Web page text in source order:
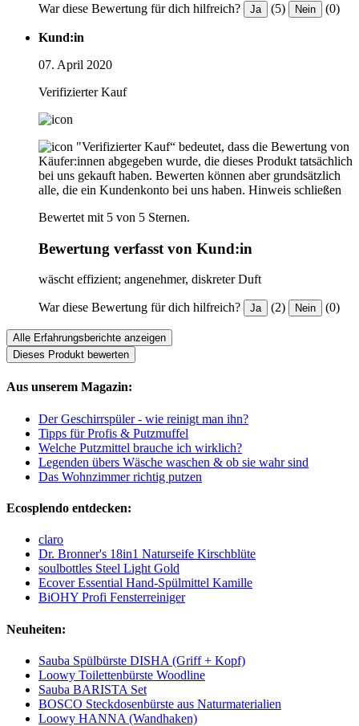
War diese Bewertung für dich hilfreich? Ja (5) Nein (0)
Kund:in
07. April 2020
Verifizierter Kauf
"Verifizierter Kauf“ bedeutet, dass die Bewertung von
Käufer:innen abgegeben wurde, die dieses Produkt tatsächlich
bei uns gekauft haben. Bewerten können aber grundsätzlich
alle, die ein Kundenkonto bei uns haben. Hinweis schließen
Bewertet mit 5 von 5 Sternen.
Bewertung verfasst von Kund:in
wäscht effizient; angenehmer, diskreter Duft
War diese Bewertung für dich hilfreich? Ja (2) Nein (0)
Alle Erfahrungsberichte anzeigen
Dieses Produkt bewerten
Aus unserem Magazin:
Der Geschirrspüler - wie reinigt man ihn?
Tipps für Profis & Putzmuffel
Welche Putzmittel brauche ich wirklich?
Legenden übers Wäsche waschen & ob sie wahr sind
Das Wohnzimmer richtig putzen
Ecosplendo entdecken:
claro
Dr. Bronner's 18in1 Naturseife Kirschblüte
soulbottles Steel Light Gold
Ecover Essential Hand-Spülmittel Kamille
BiOHY Profi Fensterreiniger
Neuheiten:
Sauba Spülbürste DISHA (Griff + Kopf)
Loowy Toilettenbürste Woodline
Sauba BARISTA Set
BOSCO Steckdosenbürste aus Naturmaterialien
Loowy HANNA (Wandhaken)